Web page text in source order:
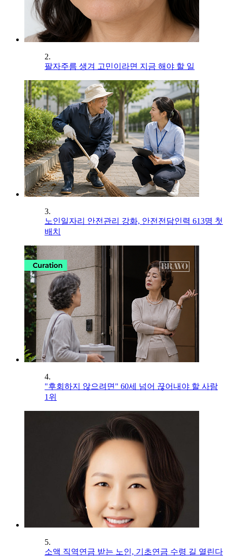
2.
팔자주름 생겨 고민이라면 지금 해야 할 일
3.
노인일자리 안전관리 강화, 안전전담인력 613명 첫
배치
4.
"후회하지 않으려면" 60세 넘어 끊어내야 할 사람
1위
5.
소액 직역연금 받는 노인, 기초연금 수령 길 열린다